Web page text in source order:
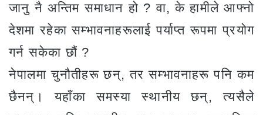
जानु नै अन्तिम समाधान हो ? वा, के हामीले आफ्नो
देशमा रहेका सम्भावनाहरूलाई पर्याप्त रूपमा प्रयोग
गर्न सकेका छौं ?
नेपालमा चुनौतीहरू छन्, तर सम्भावनाहरू पनि कम
छैनन्। यहाँका समस्या स्थानीय छन्, त्यसैले